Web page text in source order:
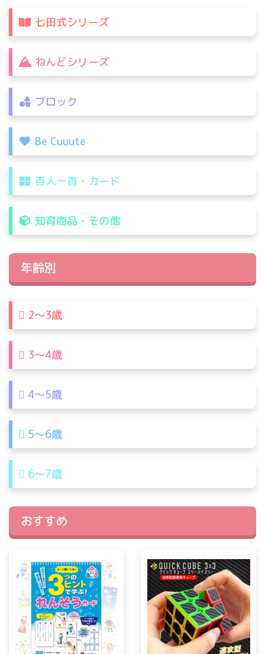
七田式シリーズ
ねんどシリーズ
ブロック
Be Cuuute
百人一首・カード
知育商品・その他
年齢別
2〜3歳
3〜4歳
4〜5歳
5〜6歳
6〜7歳
おすすめ